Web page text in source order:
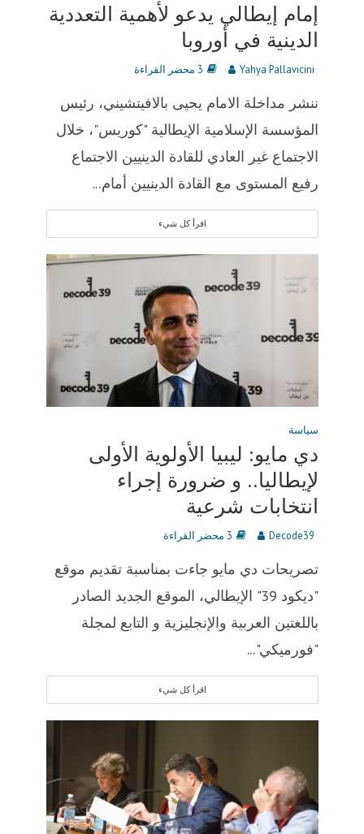
إمام إيطالي يدعو لأهمية التعددية
الدينية في أوروبا
Yahya Pallavicini 3 محضر القراءة
ننشر مداخلة الامام يحيى بالافيتشيني، رئيس
المؤسسة الإسلامية الإيطالية "كوريس"، خلال
الاجتماع غير العادي للقادة الدينيين الاجتماع
رفيع المستوى مع القادة الدينيين أمام...
اقرأ كل شيء
سياسة
دي مايو: ليبيا الأولوية الأولى
لإيطاليا.. و ضرورة إجراء
انتخابات شرعية
Decode39 3 محضر القراءة
تصريحات دي مايو جاءت بمناسبة تقديم موقع
"ديكود 39" الإيطالي، الموقع الجديد الصادر
باللغتين العربية والإنجليزية و التابع لمجلة
"فورميكي"...
اقرأ كل شيء